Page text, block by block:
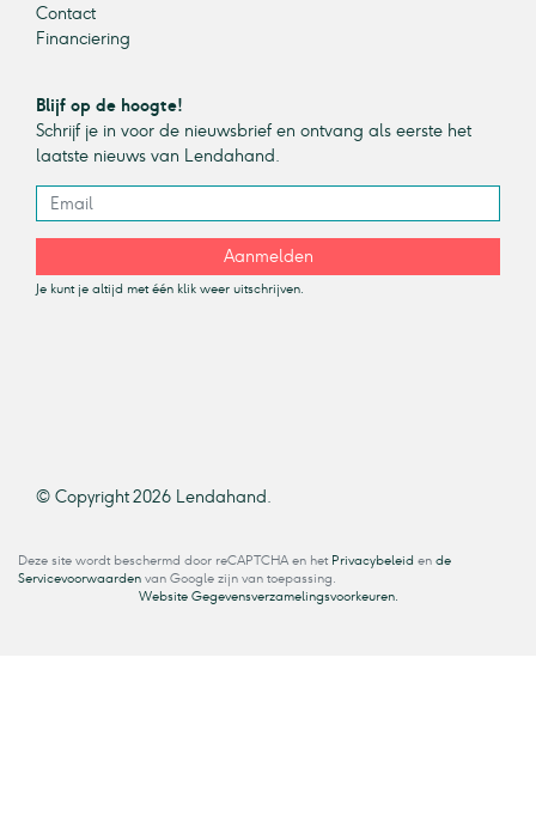
Contact
Financiering
Blijf op de hoogte!
Schrijf je in voor de nieuwsbrief en ontvang als eerste het
laatste nieuws van Lendahand.
Aanmelden
Je kunt je altijd met één klik weer uitschrijven.
© Copyright 2026 Lendahand.
Deze site wordt beschermd door reCAPTCHA en het Privacybeleid en de
Servicevoorwaarden van Google zijn van toepassing.
Website Gegevensverzamelingsvoorkeuren.